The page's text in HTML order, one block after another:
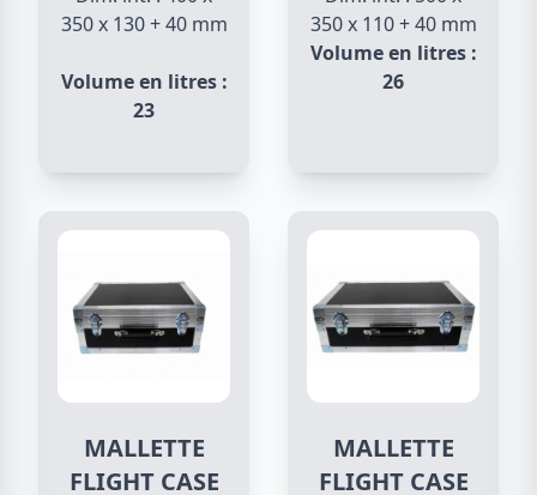
350 x 130 + 40 mm
Volume en litres :
23
350 x 110 + 40 mm
Volume en litres :
26
MALLETTE
FLIGHT CASE
MALLETTE
FLIGHT CASE